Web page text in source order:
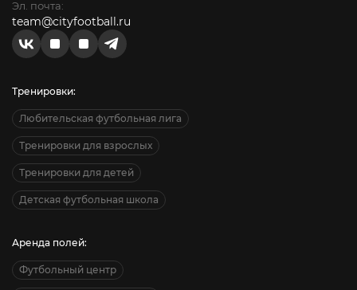
Эл. почта:
team@cityfootball.ru
Тренировки:
Любительская футбольная лига
Тренировки для взрослых
Тренировки для детей
Детская футбольная школа
Аренда полей:
Футбольный центр